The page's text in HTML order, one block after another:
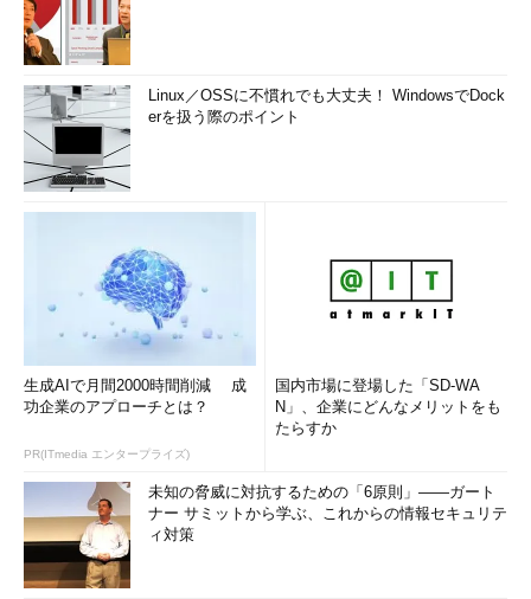
Linux／OSSに不慣れでも大丈夫！ WindowsでDock
erを扱う際のポイント
生成AIで月間2000時間削減 成
功企業のアプローチとは？
PR(ITmedia エンタープライズ)
国内市場に登場した「SD-WA
N」、企業にどんなメリットをも
たらすか
未知の脅威に対抗するための「6原則」――ガート
ナー サミットから学ぶ、これからの情報セキュリテ
ィ対策